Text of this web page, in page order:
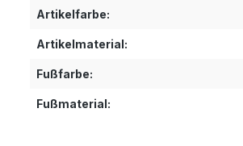
Artikelfarbe:
Artikelmaterial:
Fußfarbe:
Fußmaterial: